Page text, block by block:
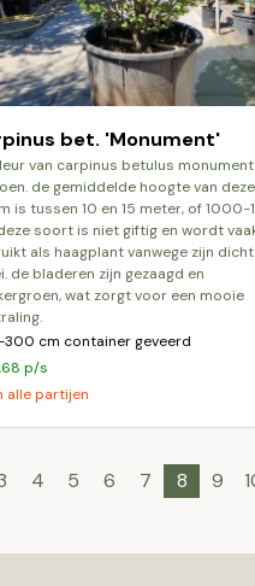
bet. 'Monument'
de gemiddelde hoogte van deze
is tussen 10 en 15 meter, of 1000-
soort is niet giftig en wordt
als haagplant vanwege zijn
de bladeren zijn gezaagd en
wat zorgt voor een mooie
cm container geveerd
p/s
alle partijen
4 5 6 7 8 9